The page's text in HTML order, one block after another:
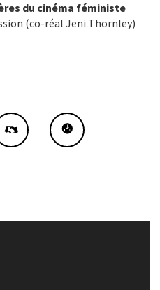
du cinéma féministe
(co-réal Jeni Thornley)